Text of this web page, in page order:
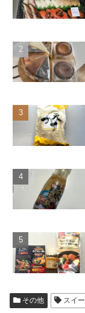
その他 スイ